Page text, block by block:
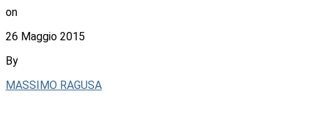
on
26 Maggio 2015
By
MASSIMO RAGUSA